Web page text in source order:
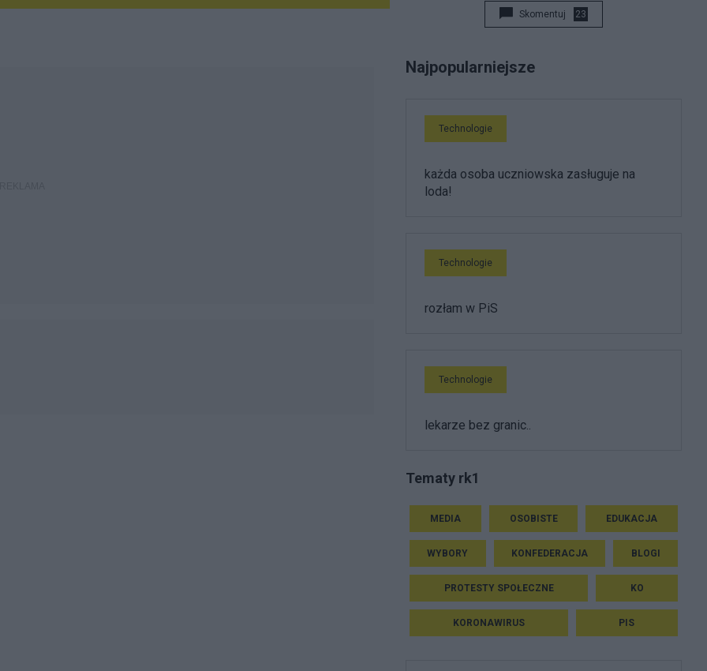
Skomentuj 23
Najpopularniejsze
Technologie
każda osoba uczniowska zasługuje na
loda!
Technologie
rozłam w PiS
Technologie
lekarze bez granic..
Tematy rk1
MEDIA OSOBISTE EDUKACJA
WYBORY KONFEDERACJA BLOGI
PROTESTY SPOŁECZNE KO
KORONAWIRUS PIS